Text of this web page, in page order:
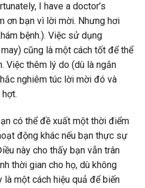
I have a doctor’s
ơn bạn vì lời mời. Nhưng hơi
bệnh.). Việc sử dụng
cũng là một cách tốt để thể
Việc thêm lý do (dù là ngắn
nghiêm túc lời mời đó và
có thể đề xuất một thời điểm
động khác nếu bạn thực sự
này cho thấy bạn vẫn trân
thời gian cho họ, dù không
một cách hiệu quả để biến